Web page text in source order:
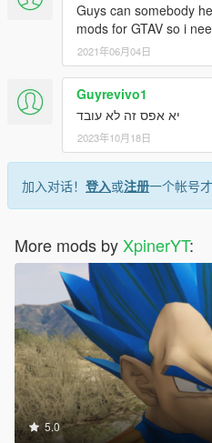
Guys can somebody
mods for GTAV so i
2021年06月04日
Guyrevivo1
יא אפס זה לא עובד
2023年10月18日
加入对话！ 登入或注册一个帐号
More mods by XpinerYT:
5.0